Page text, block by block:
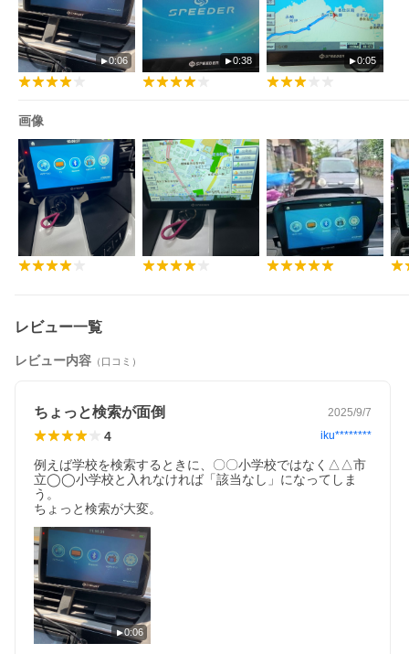
サイズ：W183mm×D112mm×H15mm / 約380g
内蔵メモリ：256MB(RAM)/8GB(ROM)
外部メモリ：microSD・microSDHC(64MB〜32GB)
インターフェース：USBポート/microSD カードロット/3.5mm イ
ヤホンジャック
ディスプレイ：7インチデジタル TFT液晶/解像度800×480
その他の機能
・タッチパネル仕様
・音声案内付き
・Bluetooth
・ワンセグ
・音声再生
・動画再生
・写真表示
電源：DCシガーケーブル/内蔵リチウムイオン充電池
使用時間：約60分(内蔵充電池使用時)
充電時間：約2時間
0:06 0:38 0:05
画像
レビュー一覧
レビュー内容 （口コミ）
ちょっと検索が面倒 2025/9/7
4 iku********
例えば学校を検索するときに、〇〇小学校ではなく△△市
立◯◯小学校と入れなければ「該当なし」になってしま
う。
ちょっと検索が大変。
0:06